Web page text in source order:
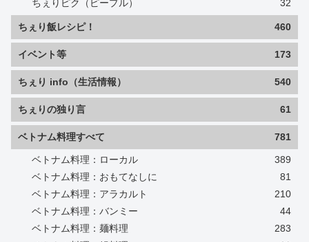
ちぇりピク（ピープル）
32
ちぇり飯レシピ！ 460
イベント等 173
ちぇり info（生活情報） 540
ちぇりの独り言 61
ベトナム料理すべて 781
ベトナム料理：ローカル
389
ベトナム料理：おもてなしに
81
ベトナム料理：アラカルト
210
ベトナム料理：バンミー
44
ベトナム料理：麺料理
283